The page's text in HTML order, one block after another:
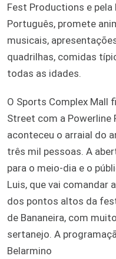
Fest Productions e pela
Português, promete
musicais,
quadrilhas, comidas
todas as idades.
O Sports Complex Mall
Street com a Powerline
aconteceu o arraial do
três mil pessoas. A
para o meio-dia e o
Luis, que vai comandar
dos pontos altos da
de Bananeira, com
sertanejo. A
Belarmino